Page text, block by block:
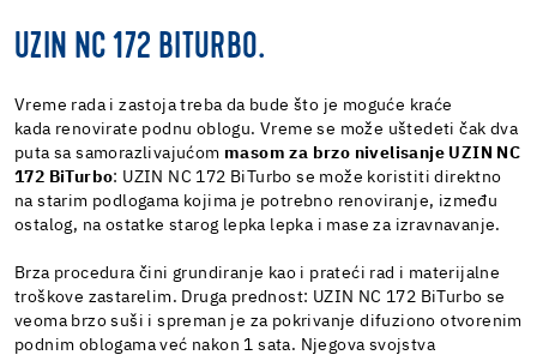
UZIN NC 172 BITURBO.
Vreme rada i zastoja treba da bude što je moguće kraće
kada renovirate podnu oblogu. Vreme se može uštedeti čak dva
puta sa samorazlivajućom masom za brzo nivelisanje UZIN NC
172 BiTurbo: UZIN NC 172 BiTurbo se može koristiti direktno
na starim podlogama kojima je potrebno renoviranje, između
ostalog, na ostatke starog lepka lepka i mase za izravnavanje.
Brza procedura čini grundiranje kao i prateći rad i materijalne
troškove zastarelim. Druga prednost: UZIN NC 172 BiTurbo se
veoma brzo suši i spreman je za pokrivanje difuziono otvorenim
podnim oblogama već nakon 1 sata. Njegova svojstva